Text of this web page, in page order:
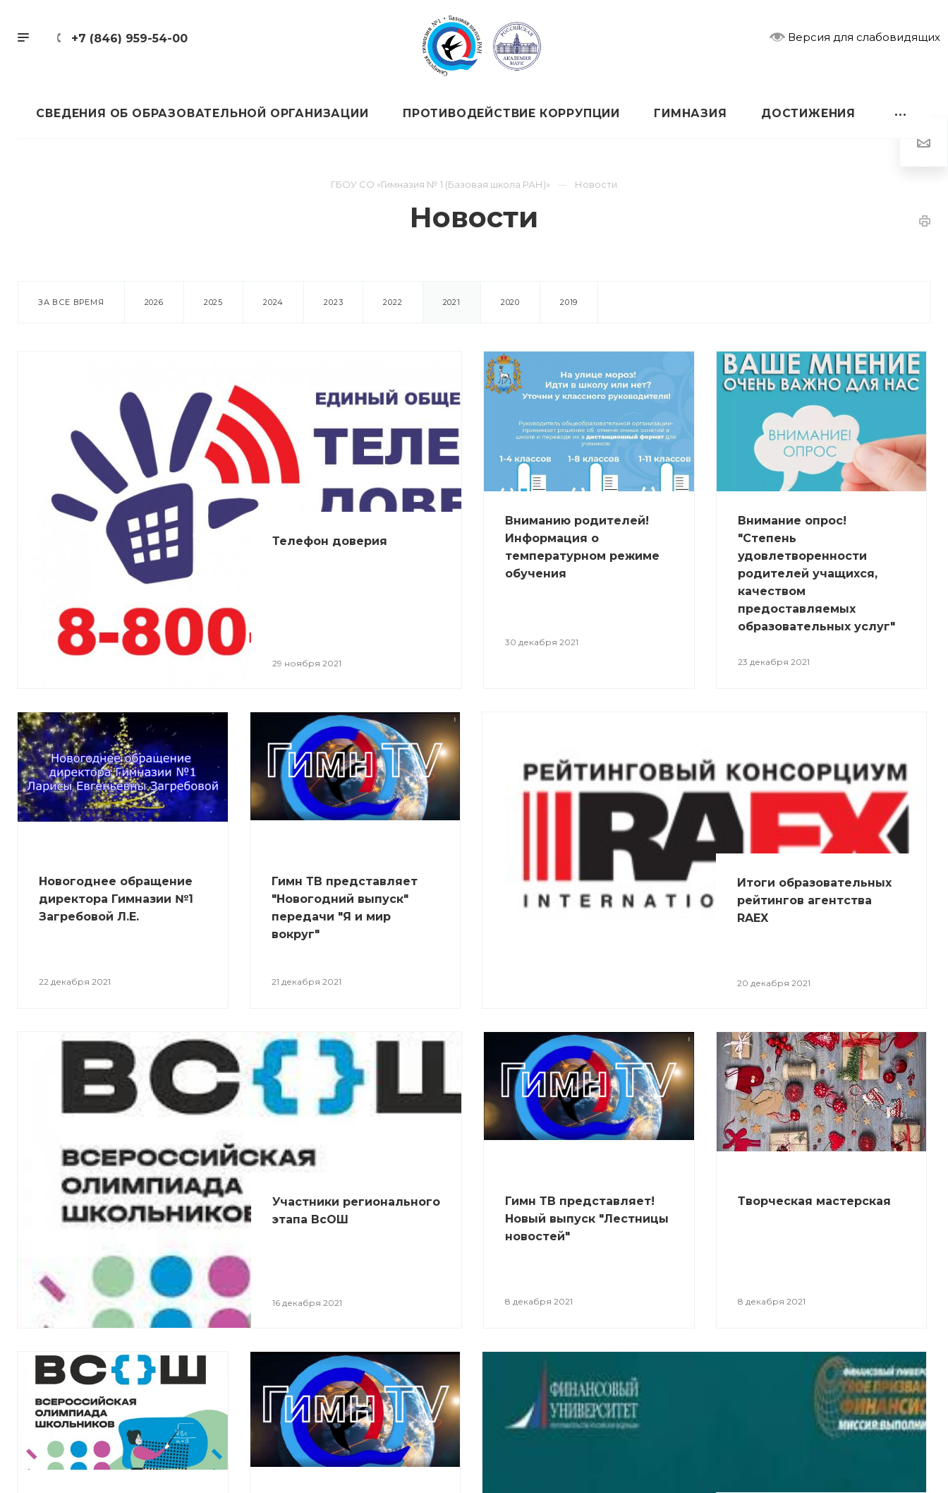
+7 (846) 959-54-00 Версия для слабовидящих
СВЕДЕНИЯ ОБ ОБРАЗОВАТЕЛЬНОЙ ОРГАНИЗАЦИИ ПРОТИВОДЕЙСТВИЕ КОРРУПЦИИ ГИМНАЗИЯ ДОСТИЖЕНИЯ
ГБОУ СО «Гимназия № 1 (Базовая школа РАН)» Новости
Новости
ЗА ВСЕ ВРЕМЯ 2026 2025 2024 2023 2022 2021 2020 2019
Телефон доверия
29 ноября 2021
Вниманию родителей!
Информация о
температурном режиме
обучения
30 декабря 2021
Внимание опрос!
"Степень
удовлетворенности
родителей учащихся,
качеством
предоставляемых
образовательных услуг"
23 декабря 2021
Новогоднее обращение
директора Гимназии №1
Загребовой Л.Е.
22 декабря 2021
Гимн ТВ представляет
"Новогодний выпуск"
передачи "Я и мир
вокруг"
21 декабря 2021
Итоги образовательных
рейтингов агентства
RAEX
20 декабря 2021
Участники регионального
этапа ВсОШ
16 декабря 2021
Гимн ТВ представляет!
Новый выпуск "Лестницы
новостей"
8 декабря 2021
Творческая мастерская
8 декабря 2021